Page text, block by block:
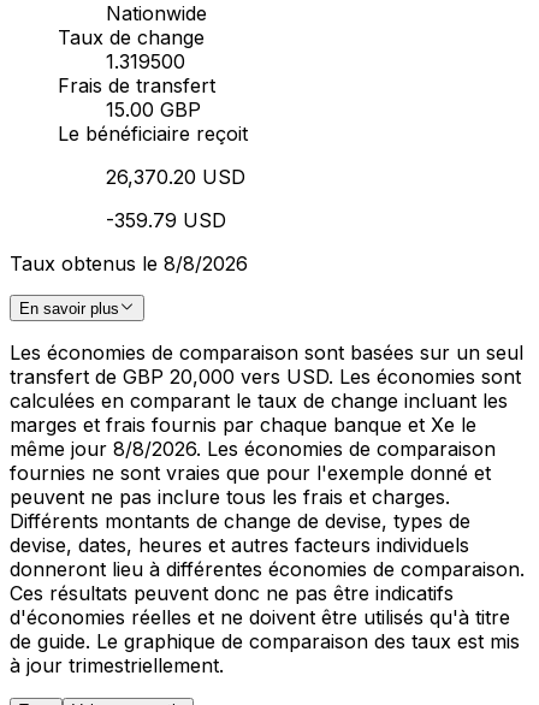
Nationwide
Taux de change
1.319500
Frais de transfert
15.00 GBP
Le bénéficiaire reçoit
26,370.20 USD
-359.79 USD
Taux obtenus le 8/8/2026
En savoir plus
Les économies de comparaison sont basées sur un seul
transfert de GBP 20,000 vers USD. Les économies sont
calculées en comparant le taux de change incluant les
marges et frais fournis par chaque banque et Xe le
même jour 8/8/2026. Les économies de comparaison
fournies ne sont vraies que pour l'exemple donné et
peuvent ne pas inclure tous les frais et charges.
Différents montants de change de devise, types de
devise, dates, heures et autres facteurs individuels
donneront lieu à différentes économies de comparaison.
Ces résultats peuvent donc ne pas être indicatifs
d'économies réelles et ne doivent être utilisés qu'à titre
de guide. Le graphique de comparaison des taux est mis
à jour trimestriellement.